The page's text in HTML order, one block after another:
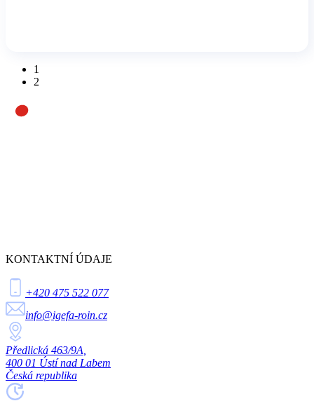
1
2
KONTAKTNÍ ÚDAJE
+420 475 522 077
info@igefa-roin.cz
Předlická 463/9A,
400 01 Ústí nad Labem
Česká republika